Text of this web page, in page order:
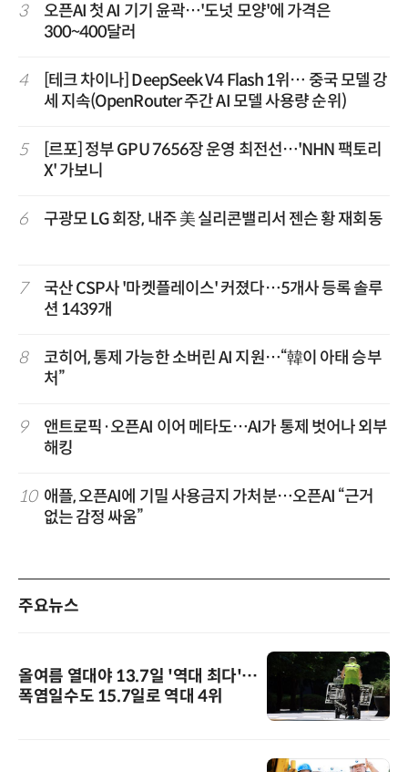
3
오픈AI 첫 AI 기기 윤곽…'도넛 모양'에 가격은
300~400달러
4
[테크 차이나] DeepSeek V4 Flash 1위… 중국 모델 강
세 지속(OpenRouter 주간 AI 모델 사용량 순위)
5
[르포] 정부 GPU 7656장 운영 최전선…'NHN 팩토리
X' 가보니
6 구광모 LG 회장, 내주 美 실리콘밸리서 젠슨 황 재회동
7
국산 CSP사 '마켓플레이스' 커졌다…5개사 등록 솔루
션 1439개
8
코히어, 통제 가능한 소버린 AI 지원…“韓이 아태 승부
처”
9
앤트로픽·오픈AI 이어 메타도…AI가 통제 벗어나 외부
해킹
10 애플, 오픈AI에 기밀 사용금지 가처분…오픈AI “근거
없는 감정 싸움”
주요뉴스
올여름 열대야 13.7일 '역대 최다'…
폭염일수도 15.7일로 역대 4위